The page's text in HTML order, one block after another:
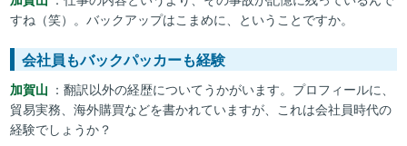
すね（笑）。バックアップはこまめに、ということですか。
会社員もバックパッカーも経験
加賀山 ：翻訳以外の経歴についてうかがいます。プロフィールに、
貿易実務、海外購買などを書かれていますが、これは会社員時代の
経験でしょうか？